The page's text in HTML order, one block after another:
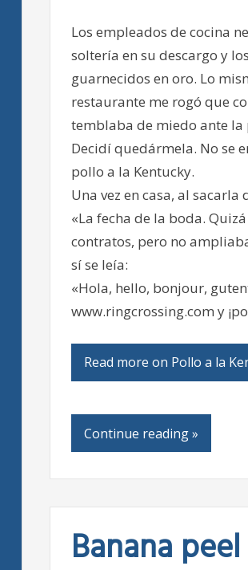
Los empleados de cocina
soltería en su descargo y
guarnecidos en oro. Lo
restaurante me rogó que
temblaba de miedo ante
Decidí quedármela. No se
pollo a la Kentucky.
Una vez en casa, al
«La fecha de la boda.
contratos, pero no
sí se leía:
«Hola, hello, bonjour,
www.ringcrossing.com y
Read more on Pollo a la
Continue reading »
Banana peel